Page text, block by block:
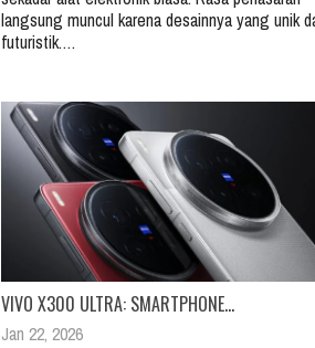
langsung muncul karena desainnya yang unik
futuristik.…
VIVO X300 ULTRA: SMARTPHONE…
Jan 22, 2026